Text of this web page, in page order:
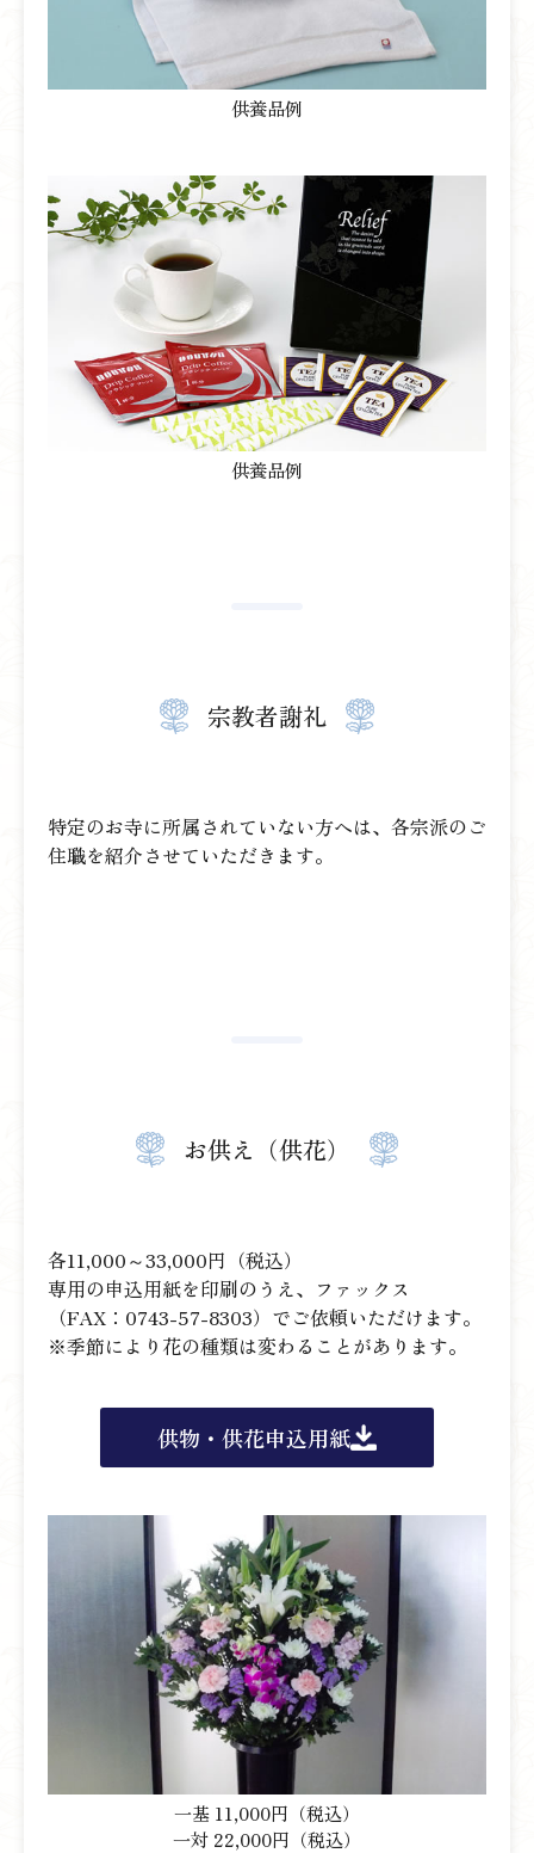
供養品例
供養品例
宗教者謝礼
特定のお寺に所属されていない方へは、各宗派のご
住職を紹介させていただきます。
お供え（供花）
各11,000～33,000円（税込）
専用の申込用紙を印刷のうえ、ファックス
（FAX：0743-57-8303）でご依頼いただけます。
※季節により花の種類は変わることがあります。
供物・供花申込用紙
一基 11,000円（税込）
一対 22,000円（税込）